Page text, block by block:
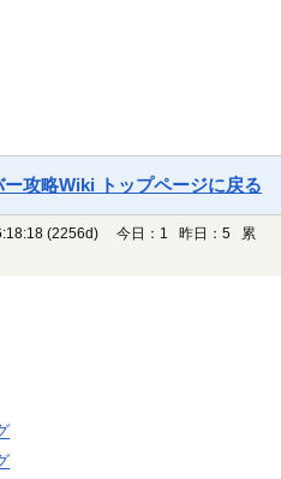
攻略Wiki トップページに戻る
(2256d)
今日：1 昨日：5 累